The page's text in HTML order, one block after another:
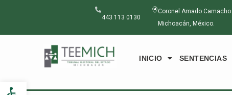
Abrir barra de herramientas
443 113 0130
Coronel Amado Camacho
Michoacán, México.
INICIO SENTENCIAS